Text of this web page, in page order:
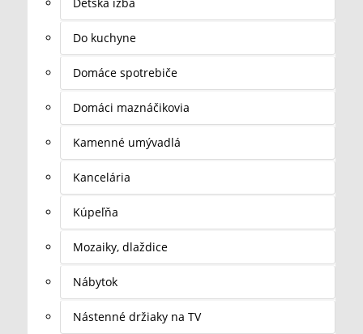
Do kuchyne
Domáce spotrebiče
Domáci maznáčikovia
Kamenné umývadlá
Kancelária
Kúpeľňa
Mozaiky, dlaždice
Nábytok
Nástenné držiaky na TV